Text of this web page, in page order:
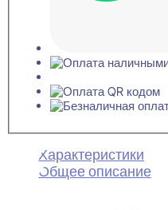
Характеристики
Общее описание